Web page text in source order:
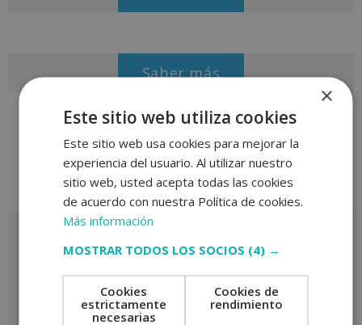
Saber más
Solicita más información
×
Este sitio web utiliza cookies
Este sitio web usa cookies para mejorar la
experiencia del usuario. Al utilizar nuestro
sitio web, usted acepta todas las cookies
de acuerdo con nuestra Política de cookies.
Más información
MOSTRAR TODOS LOS SOCIOS (4) →
Cookies
estrictamente
necesarias
Cookies de
rendimiento